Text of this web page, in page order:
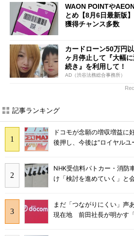
WAON POINTや
とめ【8月6日最新版
獲得チャンス多数
カードローン50万円
ヶ月停止して『大幅
続き』を利用して！
AD（渋谷法務総合事務所）
記事ランキング
ドコモが念願の増収増益
後押し、今後は“ロイヤルユ
NHK受信料パトカー・消防
け「検討を進めていく」と
まだ「つながりにくい」声
現在地 前田社長が明かす